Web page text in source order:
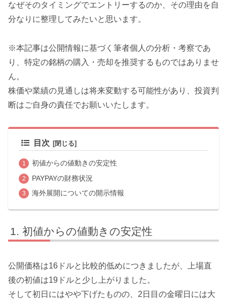
なぜそのタイミングでエントリーするのか、その理由を自
分なりに整理してみたいと思います。
※本記事は公開情報に基づく筆者個人の分析・考察であ
り、特定の銘柄の購入・売却を推奨するものではありませ
ん。
株価や業績の見通しは将来変動する可能性があり、投資判
断はご自身の責任でお願いいたします。
目次
初値からの値動きの安定性
PAYPAYの財務状況
海外展開についての開示情報
初値からの値動きの安定性
公開価格は16ドルと比較的低めにつきましたが、上場直
後の初値は19ドルと少し上がりました。
そして初日にはやや下げたものの、2日目の金曜日には大